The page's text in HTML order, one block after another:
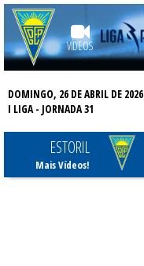
VÍDEOS
DOMINGO, 26 DE ABRIL DE 2026
I LIGA- JORNADA 31
ESTORIL
Mais Vídeos!